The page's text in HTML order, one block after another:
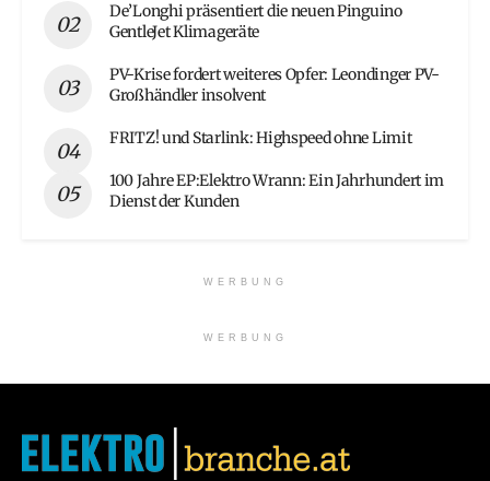
De’Longhi präsentiert die neuen Pinguino
GentleJet Klimageräte
PV-Krise fordert weiteres Opfer: Leondinger PV-
Großhändler insolvent
FRITZ! und Starlink: Highspeed ohne Limit
100 Jahre EP:Elektro Wrann: Ein Jahrhundert im
Dienst der Kunden
WERBUNG
WERBUNG